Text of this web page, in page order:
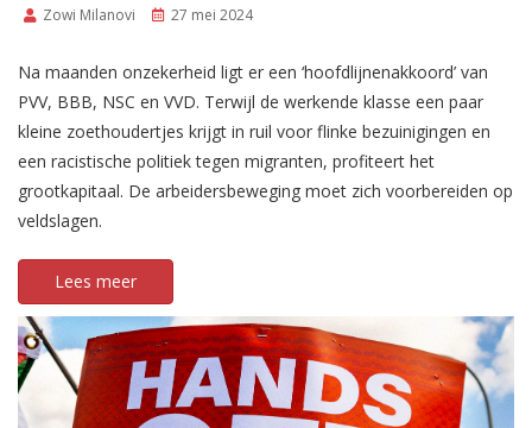
Zowi Milanovi 27 mei 2024
Na maanden onzekerheid ligt er een ‘hoofdlijnenakkoord’ van
PVV, BBB, NSC en VVD. Terwijl de werkende klasse een paar
kleine zoethoudertjes krijgt in ruil voor flinke bezuinigingen en
een racistische politiek tegen migranten, profiteert het
grootkapitaal. De arbeidersbeweging moet zich voorbereiden op
veldslagen.
Lees meer